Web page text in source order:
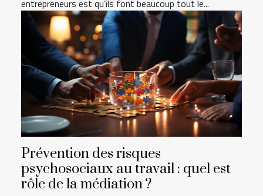
entrepreneurs est qu’ils font beaucoup tout le...
Prévention des risques
psychosociaux au travail : quel est
rôle de la médiation ?